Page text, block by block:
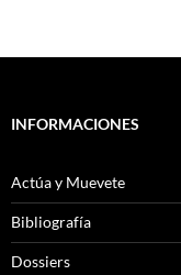
INFORMACIONES
Actúa y Muevete
Bibliografía
Dossiers